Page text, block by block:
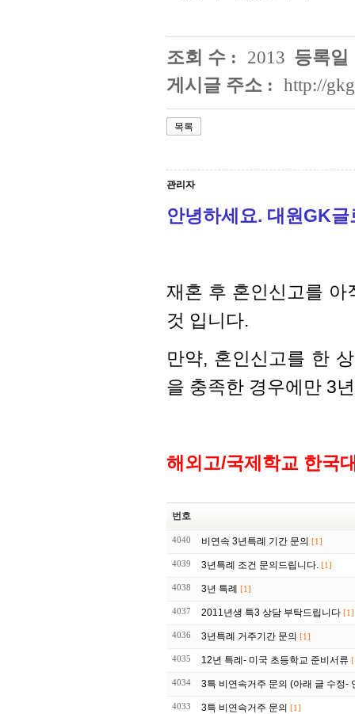
조회 수 : 2013 등록일
게시글 주소 : http://
목록
관리자
안녕하세요. 대원GK
재혼 후 혼인신고를 아
것 입니다.
만약, 혼인신고를 한
을 충족한 경우에만 3
해외고/국제학교 한국
번호
4040 비연속 3년특례 기간 문의 [1]
4039 3년특례 조건 문의드립니다. [1]
4038 3년 특례 [1]
4037 2011년생 특3 상담 부탁드립니다 [1]
4036 3년특례 거주기간 문의 [1]
4035 12년 특례- 미국 초등학교 준비서류
4034 3특 비연속거주 문의 (아래 글 수정-
4033 3특 비연속거주 문의 [1]